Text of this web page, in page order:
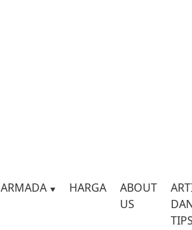
ARMADA HARGA
ABOUT
US